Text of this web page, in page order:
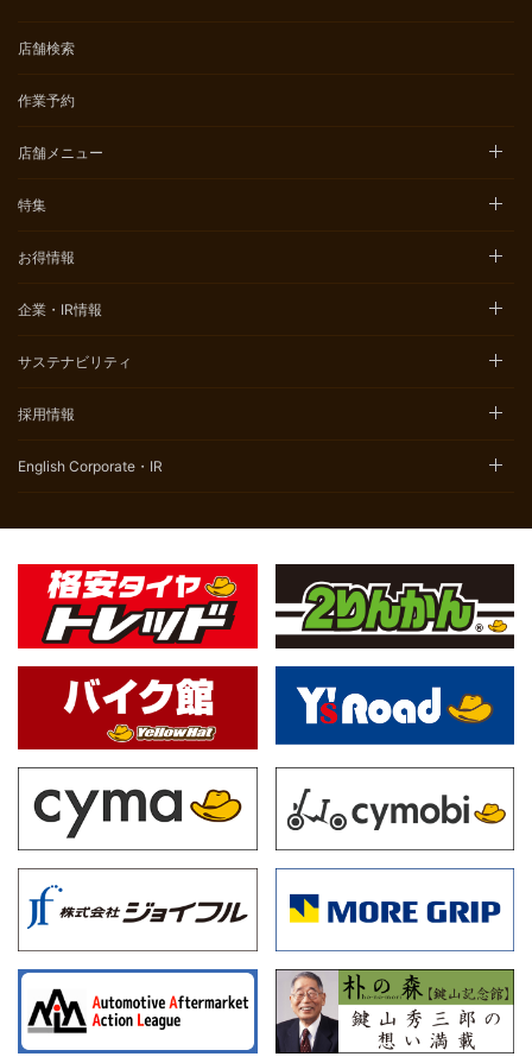
店舗検索
作業予約
店舗メニュー
特集
お得情報
企業・IR情報
サステナビリティ
採用情報
English Corporate・IR